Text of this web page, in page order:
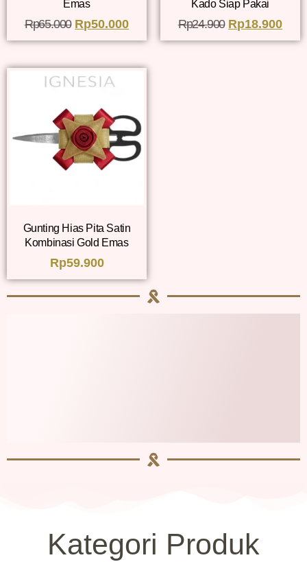
Emas
Rp65.000 Rp50.000
Kado Siap Pakai
Rp24.900 Rp18.900
Gunting Hias Pita Satin
Kombinasi Gold Emas
Rp59.900
Kategori Produk